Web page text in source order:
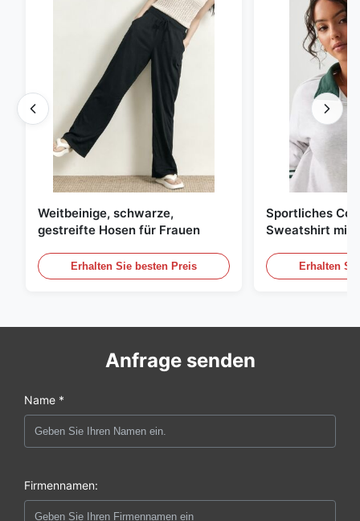
Weitbeinige, schwarze,
gestreifte Hosen für Frauen
Erhalten Sie besten Preis
Sportliches
Sweatshirt mit
Erhalten
Anfrage senden
Name *
Firmennamen: